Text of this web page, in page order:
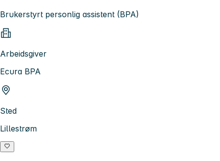
Brukerstyrt personlig assistent (BPA)
Arbeidsgiver
Ecura BPA
Sted
Lillestrøm